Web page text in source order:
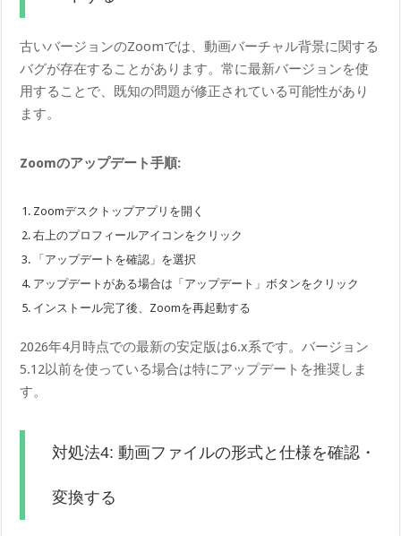
古いバージョンのZoomでは、動画バーチャル背景に関する
バグが存在することがあります。常に最新バージョンを使
用することで、既知の問題が修正されている可能性があり
ます。
Zoomのアップデート手順:
Zoomデスクトップアプリを開く
右上のプロフィールアイコンをクリック
「アップデートを確認」を選択
アップデートがある場合は「アップデート」ボタンをクリック
インストール完了後、Zoomを再起動する
2026年4月時点での最新の安定版は6.x系です。バージョン
5.12以前を使っている場合は特にアップデートを推奨しま
す。
対処法4: 動画ファイルの形式と仕様を確認・
変換する